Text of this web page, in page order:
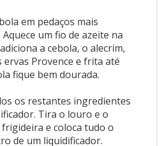
em pedaços mais
um fio de azeite na
a cebola, o alecrim,
ervas Provence e frita até
fique bem dourada.
os restantes ingredientes
Tira o louro e o
e coloca tudo o
de um liquidificador.